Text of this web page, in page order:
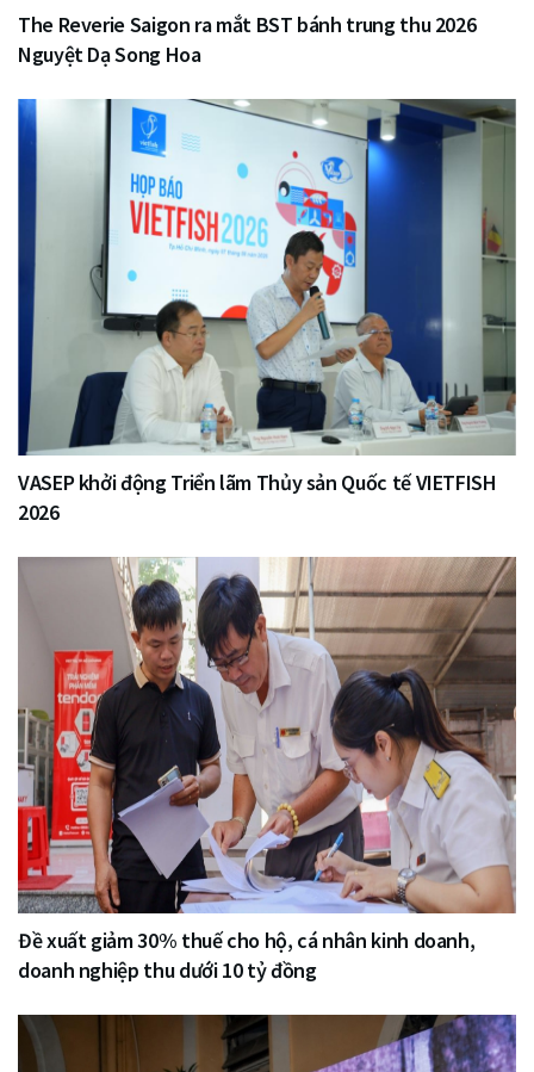
The Reverie Saigon ra mắt BST bánh trung thu 2026
Nguyệt Dạ Song Hoa
VASEP khởi động Triển lãm Thủy sản Quốc tế VIETFISH
2026
Đề xuất giảm 30% thuế cho hộ, cá nhân kinh doanh,
doanh nghiệp thu dưới 10 tỷ đồng